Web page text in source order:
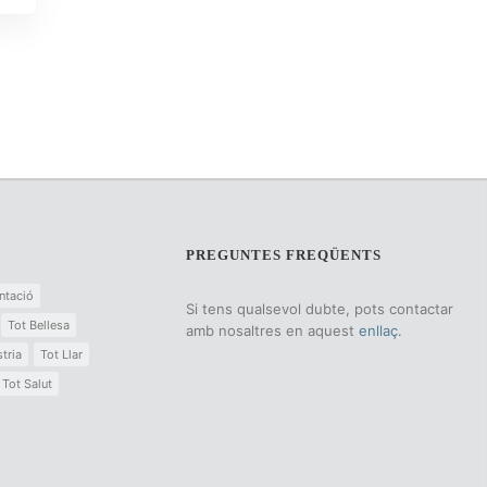
Tot Bellesa
Tot Llar
Tot Salut
PREGUNTES FREQÜENTS
Si tens qualsevol dubte, pots contactar
amb nosaltres en aquest enllaç.